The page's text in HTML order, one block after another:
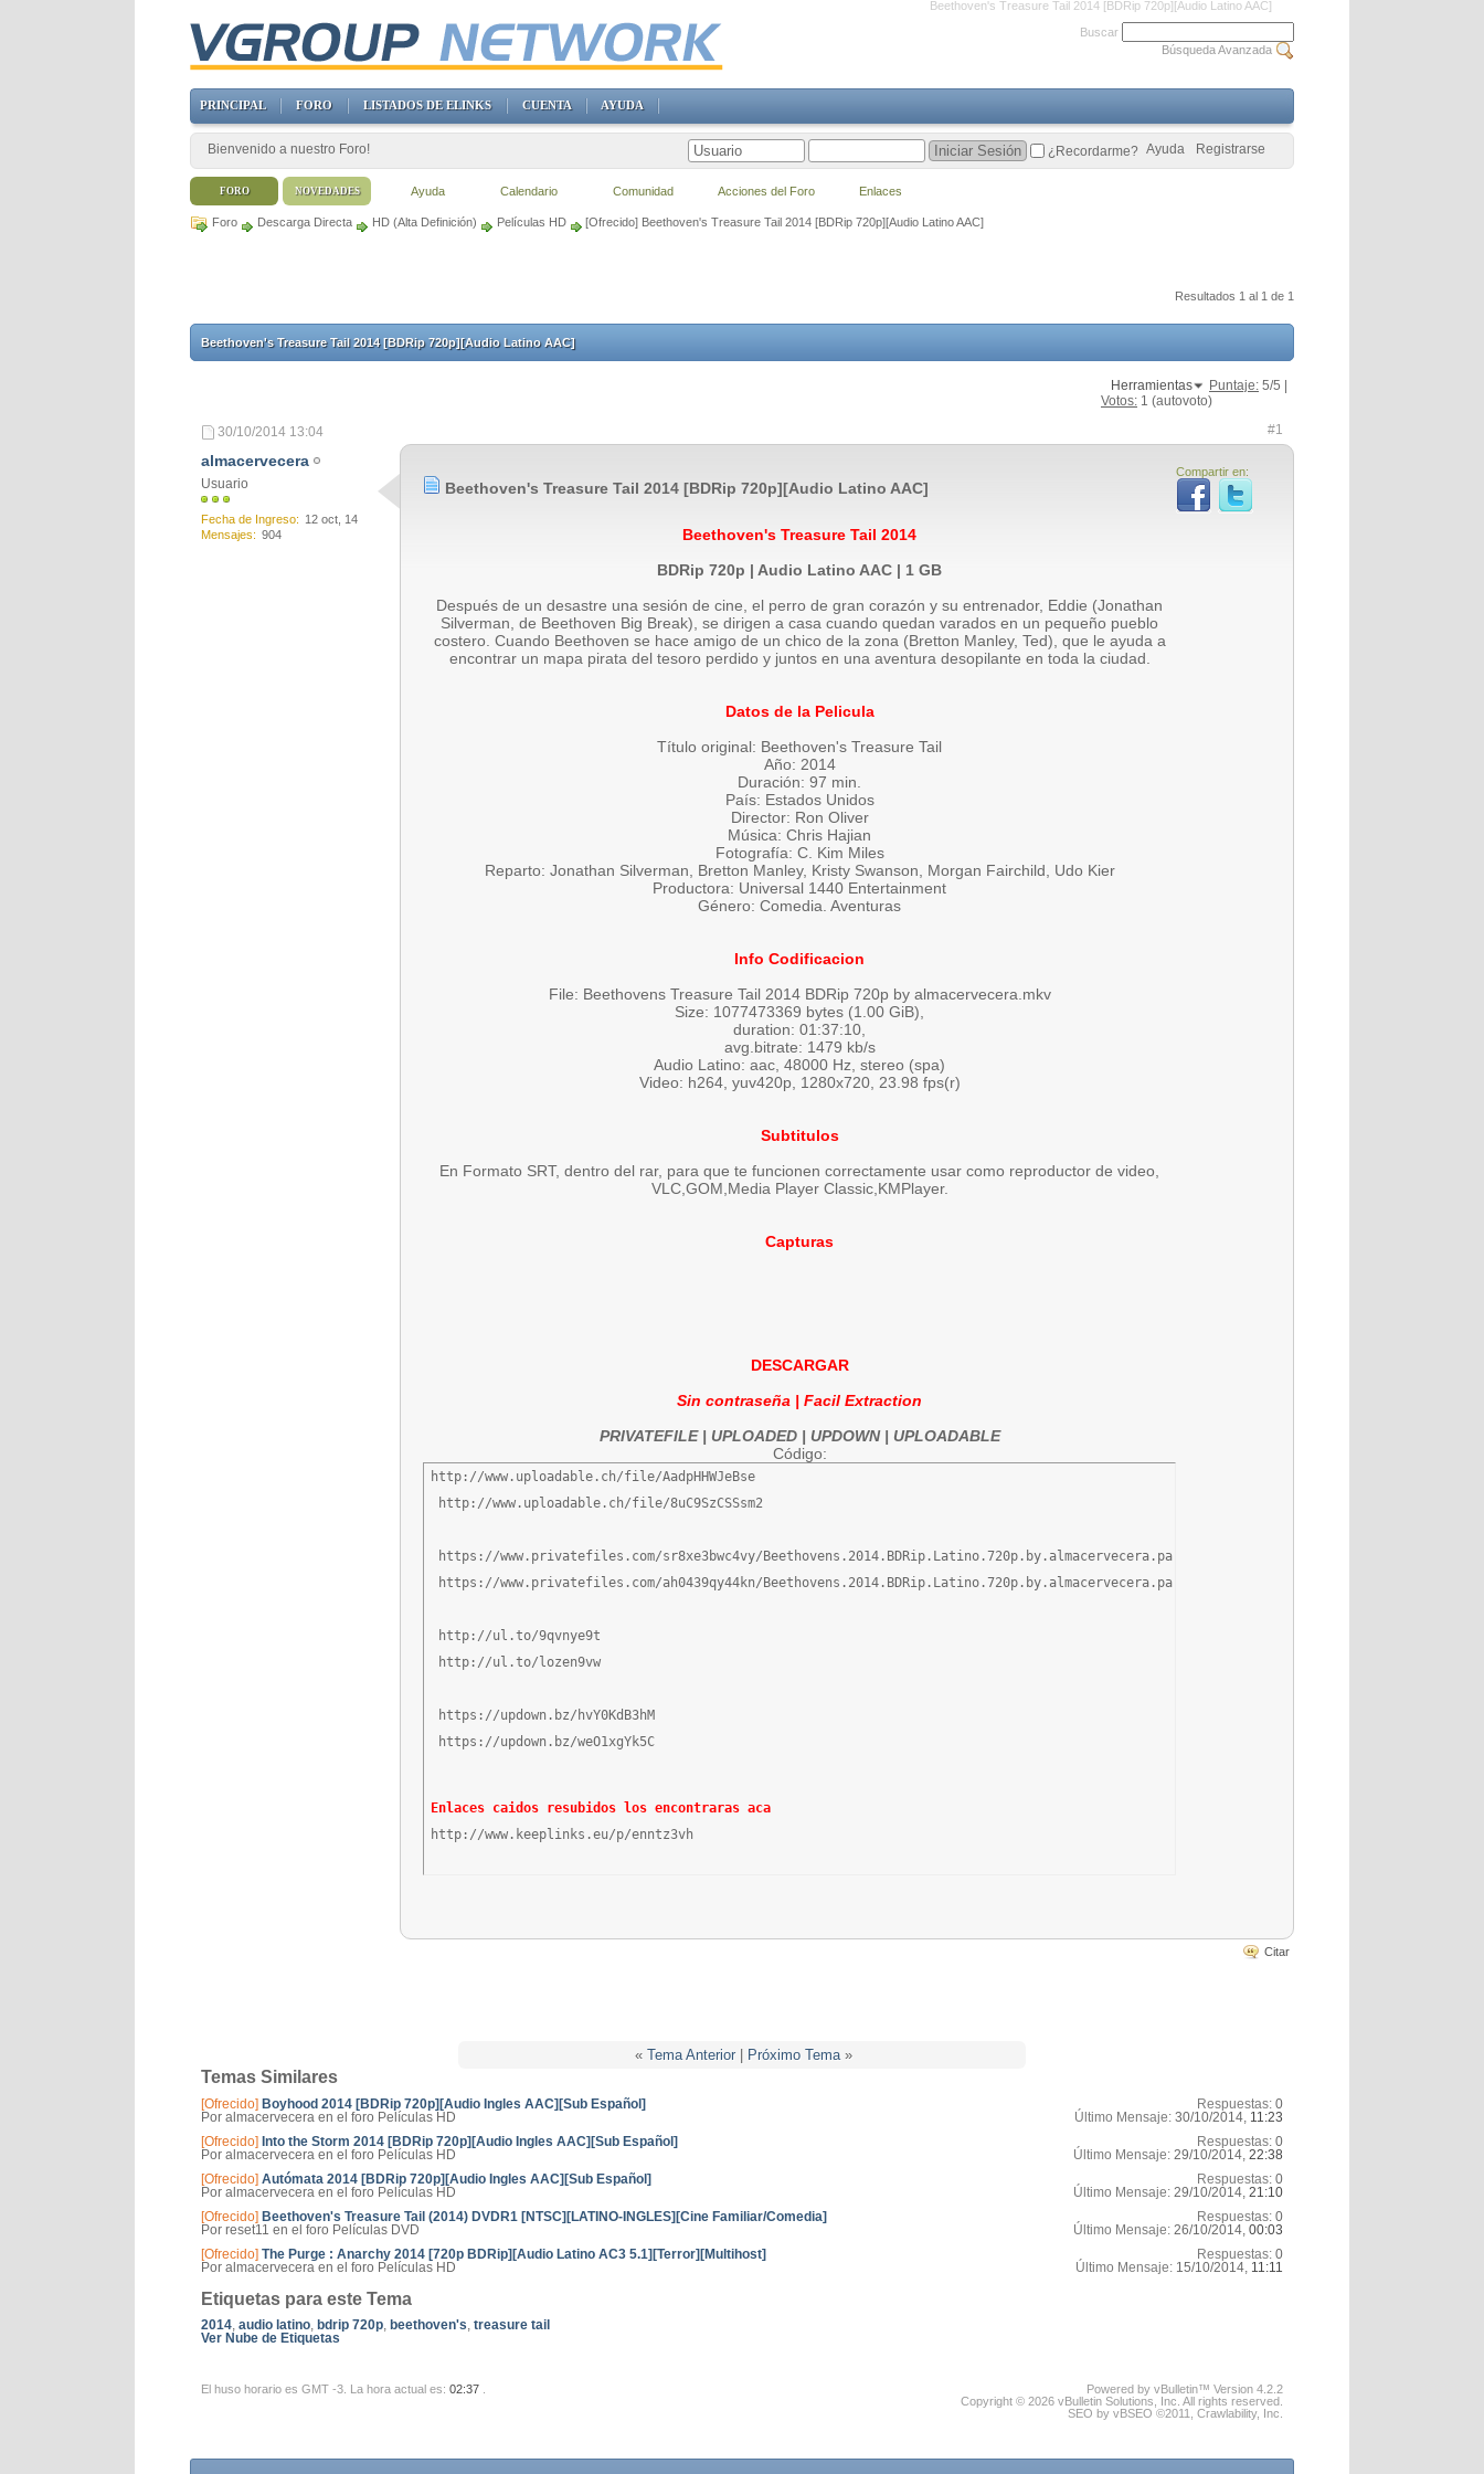
Beethoven's Treasure Tail 2014 [BDRip 720p][Audio Latino AAC]
Foro Descarga Directa HD (Alta Definición) Películas HD [Ofrecido] Beethoven's Treasure Tail 2014 [BDRip 720p][Audio Latino AAC]
Resultados 1 al 1 de 1
Beethoven's Treasure Tail 2014 [BDRip 720p][Audio Latino AAC]
Herramientas Puntaje: 5/5 |
Votos: 1 (autovoto)
30/10/2014 13:04 #1
almacervecera
Usuario
Fecha de Ingreso
12 oct, 14
Mensajes
904
Compartir en:
Beethoven's Treasure Tail 2014 [BDRip 720p][Audio Latino AAC]
Beethoven's Treasure Tail 2014
BDRip 720p | Audio Latino AAC | 1 GB
Después de un desastre una sesión de cine, el perro de gran corazón y su entrenador, Eddie (Jonathan
Silverman, de Beethoven Big Break), se dirigen a casa cuando quedan varados en un pequeño pueblo
costero. Cuando Beethoven se hace amigo de un chico de la zona (Bretton Manley, Ted), que le ayuda a
encontrar un mapa pirata del tesoro perdido y juntos en una aventura desopilante en toda la ciudad.
Datos de la Pelicula
Título original: Beethoven's Treasure Tail
Año: 2014
Duración: 97 min.
País: Estados Unidos
Director: Ron Oliver
Música: Chris Hajian
Fotografía: C. Kim Miles
Reparto: Jonathan Silverman, Bretton Manley, Kristy Swanson, Morgan Fairchild, Udo Kier
Productora: Universal 1440 Entertainment
Género: Comedia. Aventuras
Info Codificacion
File: Beethovens Treasure Tail 2014 BDRip 720p by almacervecera.mkv
Size: 1077473369 bytes (1.00 GiB),
duration: 01:37:10,
avg.bitrate: 1479 kb/s
Audio Latino: aac, 48000 Hz, stereo (spa)
Video: h264, yuv420p, 1280x720, 23.98 fps(r)
Subtitulos
En Formato SRT, dentro del rar, para que te funcionen correctamente usar como reproductor de video,
VLC,GOM,Media Player Classic,KMPlayer.
Capturas
DESCARGAR
Sin contraseña | Facil Extraction
PRIVATEFILE | UPLOADED | UPDOWN | UPLOADABLE
Código:
http://www.uploadable.ch/file/AadpHHWJeBse
http://www.uploadable.ch/file/8uC9SzCSSsm2
https://www.privatefiles.com/sr8xe3bwc4vy/Beethovens.2014.BDRip.Latino.720p.by.almacervecera.part1.rar.html
https://www.privatefiles.com/ah0439qy44kn/Beethovens.2014.BDRip.Latino.720p.by.almacervecera.part2.rar.html
http://ul.to/9qvnye9t
http://ul.to/lozen9vw
https://updown.bz/hvY0KdB3hM
https://updown.bz/weO1xgYk5C
Enlaces caidos resubidos los encontraras aca
http://www.keeplinks.eu/p/enntz3vh
Citar
« Tema Anterior| Próximo Tema »
Temas Similares
[Ofrecido] Boyhood 2014 [BDRip 720p][Audio Ingles AAC][Sub Español]
Por almacervecera en el foro Películas HD
Respuestas: 0
Último Mensaje: 30/10/2014, 11:23
[Ofrecido] Into the Storm 2014 [BDRip 720p][Audio Ingles AAC][Sub Español]
Por almacervecera en el foro Películas HD
Respuestas: 0
Último Mensaje: 29/10/2014, 22:38
[Ofrecido] Autómata 2014 [BDRip 720p][Audio Ingles AAC][Sub Español]
Por almacervecera en el foro Películas HD
Respuestas: 0
Último Mensaje: 29/10/2014, 21:10
[Ofrecido] Beethoven's Treasure Tail (2014) DVDR1 [NTSC][LATINO-INGLES][Cine Familiar/Comedia]
Por reset11 en el foro Películas DVD
Respuestas: 0
Último Mensaje: 26/10/2014, 00:03
[Ofrecido] The Purge : Anarchy 2014 [720p BDRip][Audio Latino AC3 5.1][Terror][Multihost]
Por almacervecera en el foro Películas HD
Respuestas: 0
Último Mensaje: 15/10/2014, 11:11
Etiquetas para este Tema
2014, audio latino, bdrip 720p, beethoven's, treasure tail
Ver Nube de Etiquetas
El huso horario es GMT -3. La hora actual es: 02:37
Powered by vBulletin™ Version 4.2.2
Copyright © 2026 vBulletin Solutions, Inc. All rights reserved.
SEO by vBSEO ©2011, Crawlability, Inc.
Buscar
Búsqueda Avanzada
PRINCIPAL FORO LISTADOS DE ELINKS CUENTA AYUDA
Bienvenido a nuestro Foro! Registrarse
Ayuda
¿Recordarme?
FORO Ayuda Calendario Comunidad Acciones del Foro Enlaces
NOVEDADES